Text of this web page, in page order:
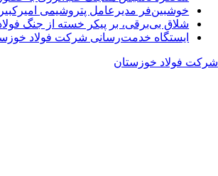
خوشبین‌فر مدیرعامل پتروشیمی
شلاق‌ بی‌برقی، بر پیکر خسته‌ از جنگ
ایستگاه خدمت‌رسانی شرکت فولاد
شرکت فولاد خوزستان